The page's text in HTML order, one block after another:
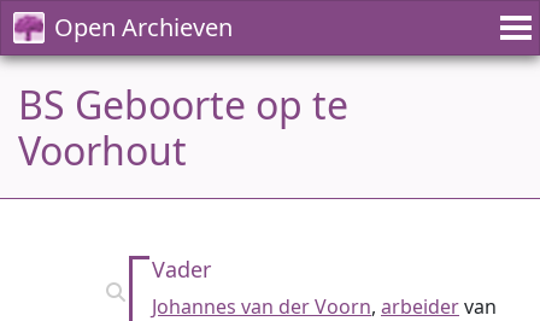
Open Archieven
BS Geboorte op te
Voorhout
Vader
Johannes van der Voorn, arbeidervan